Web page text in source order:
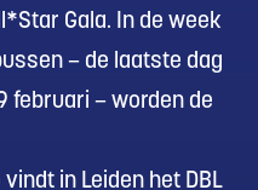
Gala. In de week
– de laatste dag
februari – worden de
in Leiden het DBL